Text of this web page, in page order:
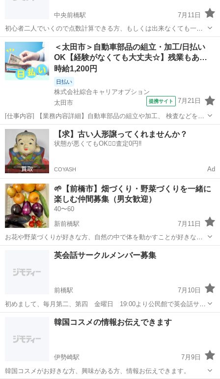
中央前橋駅
7月11日
初心者二人でいくので点数計算できる方、もしくは出来なくても一緒
に打てる初心者の方、募集します 時間は決めていませんが、9時以降
から始める予定です
群馬 前橋市 中央前橋駅 その他
＜太田市＞自動車部品の組立・加工/日払い
OK【経験がなくても大丈夫☆】残業もあ…
時給1,200円
日払い
株式会社綜合キャリアオプション
太田市
提携サイト 7月21日
[仕事内容] 【業務内容詳細】自動車部品の組立や加工、 検査などを行
っていただきます。 【製品】燃料タンクや排気系部品(マフラー)など
の自動車部品 。＋お仕事探しはコンシェルスタッフにおまかせ＋。 あ
なたのお仕事探しをし...
群馬 太田市 工場
【求】古い人形譲ってくれませんか？
状態が悪くてもOK🙆‍♀️査定0円‼️
COYASH Ad
🌱【前橋市】畑づくり・野菜づくりを一緒に
楽しむ仲間募集（男女歓迎）
40〜60
新前橋駅
7月11日
お花や野菜づくりが好きな方、自然の中で体を動かすことが好きな
方、一緒に楽しく活動しませんか😊 【場所】 前橋市総社町〜前橋イン
マナーや清潔感を大切にできる...
前橋市 新前橋駅 その他
英会話サークルメンバー募集
前橋駅
7月10日
初めまして、毎月第二、第四 金曜日 19:00より公民館で英会話サー
クルを開催する為、メンバーを募集しています。 初心者の方大歓迎で
す。お気軽にお問い合わせして下さい。
前橋駅 その他
韓国コスメの情報お伝えできます
伊勢崎駅
7月9日
韓国コスメがお好きな方、興味がある方、情報お伝えできます。